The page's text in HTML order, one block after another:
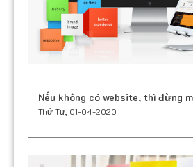
Nếu không có website, thì đừng
Thứ Tư, 01-04-2020